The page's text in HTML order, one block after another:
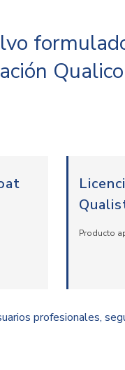
Producto
profesionales,